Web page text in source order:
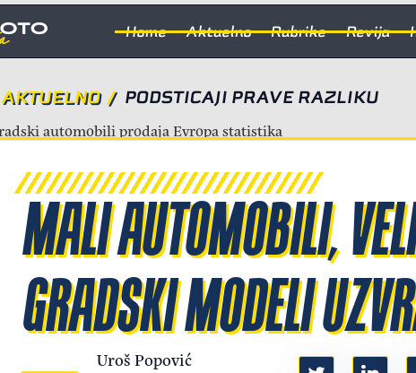
Home Aktuelno Rubrike Revija
AKTUELNO / PODSTICAJI PRAVE RAZLIKU
MALI AUTOMOBILI,
GRADSKI MODELI
Uroš Popović